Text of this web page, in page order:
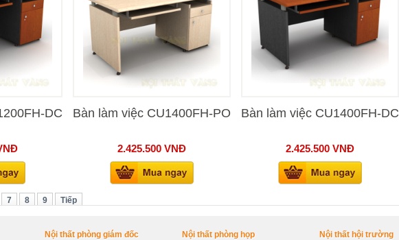
DC Bàn làm việc CU1400FH-PO
2.425.500 VNĐ
Bàn làm việc CU1400FH-DC
2.425.500 VNĐ
7 8 9 Tiếp
Nội thất phòng giám đốc Nội thất phòng họp Nội thất hội trường